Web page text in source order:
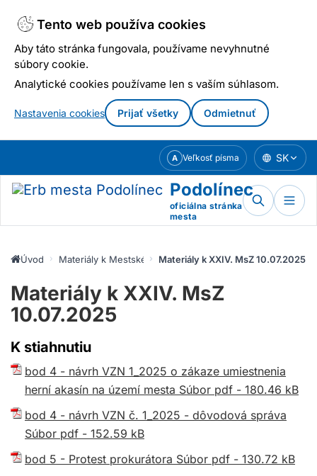
Tento web používa cookies
Aby táto stránka fungovala, používame nevyhnutné
súbory cookie.
Analytické cookies používame len s vaším súhlasom.
Nastavenia cookies Prijať všetky Odmietnuť
obsahu
A Veľkosť písma SK
Podolínec
oficiálna stránka
mesta
Úvod Materiály k Mestskému zastupiteľstvuMateriály k XXIV. MsZ 10.07.2025
Materiály k XXIV. MsZ
10.07.2025
K stiahnutiu
bod 4 - návrh VZN 1_2025 o zákaze umiestnenia
herní akasín na území mesta Súbor pdf - 180.46 kB
bod 4 - návrh VZN č. 1_2025 - dôvodová správa
Súbor pdf - 152.59 kB
bod 5 - Protest prokurátora Súbor pdf - 130.72 kB